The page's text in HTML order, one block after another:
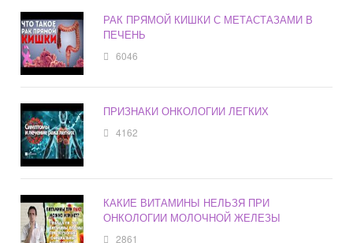
РАК ПРЯМОЙ КИШКИ С МЕТАСТАЗАМИ В
ПЕЧЕНЬ
6046
ПРИЗНАКИ ОНКОЛОГИИ ЛЕГКИХ
4162
КАКИЕ ВИТАМИНЫ НЕЛЬЗЯ ПРИ
ОНКОЛОГИИ МОЛОЧНОЙ ЖЕЛЕЗЫ
2861